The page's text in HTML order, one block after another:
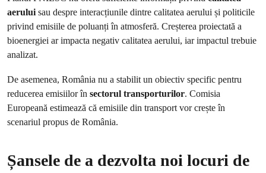
aeruluisau despre interacțiunile dintre calitatea aerului și politicile
privind emisiile de poluanți în atmosferă. Creșterea proiectată a
bioenergiei ar impacta negativ calitatea aerului, iar impactul trebuie
analizat.
De asemenea, România nu a stabilit un obiectiv specific pentru
reducerea emisiilor în sectorul transporturilor. Comisia
Europeană estimează că emisiile din transport vor crește în
scenariul propus de România.
Șansele de a dezvolta noi locuri de